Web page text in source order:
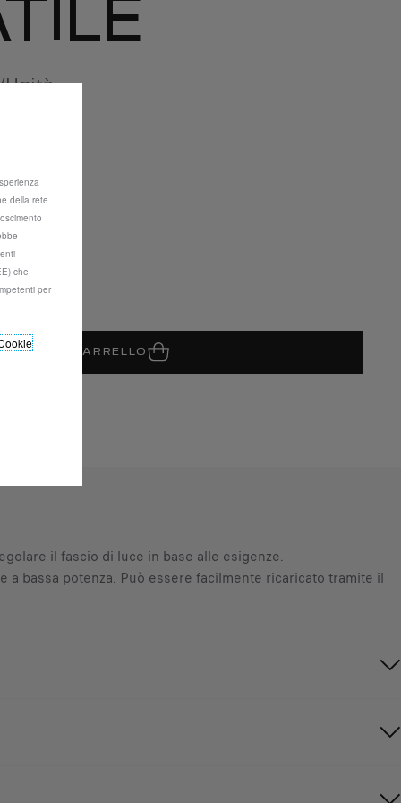
Unità
AL CARRELLO
il fascio di luce in base alle esigenze.
bassa potenza. Può essere facilmente ricaricato tramite il
della rete
che
per